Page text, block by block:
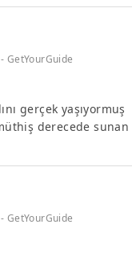
GetYourGuide
gerçek yaşıyormuş
derecede sunan
GetYourGuide